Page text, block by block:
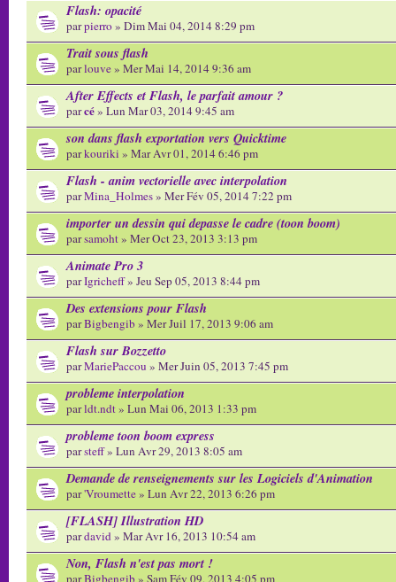
Flash: opacité
parpierro» Dim Mai 04, 2014 8:29 pm
Trait sous flash
parlouve» Mer Mai 14, 2014 9:36 am
After Effects et Flash, le parfait amour ?
parcé» Lun Mar 03, 2014 9:45 am
son dans flash exportation vers Quicktime
parkouriki » Mar Avr 01, 2014 6:46 pm
Flash - anim vectorielle avec interpolation
parMina_Holmes» Mer Fév 05, 2014 7:22 pm
importer un dessin qui depasse le cadre (toon boom)
parsamoht» Mer Oct 23, 2013 3:13 pm
Animate Pro 3
parIgricheff» Jeu Sep 05, 2013 8:44 pm
Des extensions pour Flash
parBigbengib » Mer Juil 17, 2013 9:06 am
Flash sur Bozzetto
parMariePaccou » Mer Juin 05, 2013 7:45 pm
probleme interpolation
parldt.ndt» Lun Mai 06, 2013 1:33 pm
probleme toon boom express
parsteff» Lun Avr 29, 2013 8:05 am
Demande de renseignements sur les Logiciels d'Animation
par'Vroumette» Lun Avr 22, 2013 6:26 pm
[FLASH] Illustration HD
pardavid» Mar Avr 16, 2013 10:54 am
Non, Flash n'est pas mort !
parBigbengib » Sam Fév 09, 2013 4:05 pm